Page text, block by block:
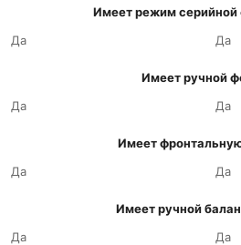
Имеет режим серийной
Да
Да
Имеет ручной
Да
Да
Имеет
Да
Да
Имеет ручной
Да
Да